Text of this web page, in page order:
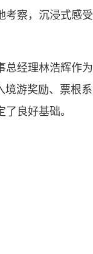
考察，沉浸式感受
总经理林浩辉作为
境游奖励、票根系
良好基础。